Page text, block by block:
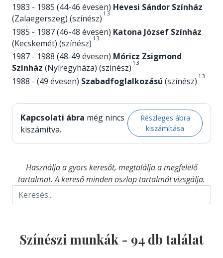
1983 - 1985 (44-46 évesen) Hevesi Sándor Színház
(Zalaegerszeg) (színész) 1 3
1985 - 1987 (46-48 évesen) Katona József Színház
(Kecskemét) (színész) 1 3
1987 - 1988 (48-49 évesen) Móricz Zsigmond
Színház (Nyíregyháza) (színész) 1 3
1988 - (49 évesen) Szabadfoglalkozású (színész) 1 3
Kapcsolati ábra még nincs
kiszámítva.
Részleges ábra
kiszámítása
Használja a gyors keresőt, megtalálja a megfelelő
tartalmat. A kereső minden oszlop tartalmát vizsgálja.
Színészi munkák - 94db találat